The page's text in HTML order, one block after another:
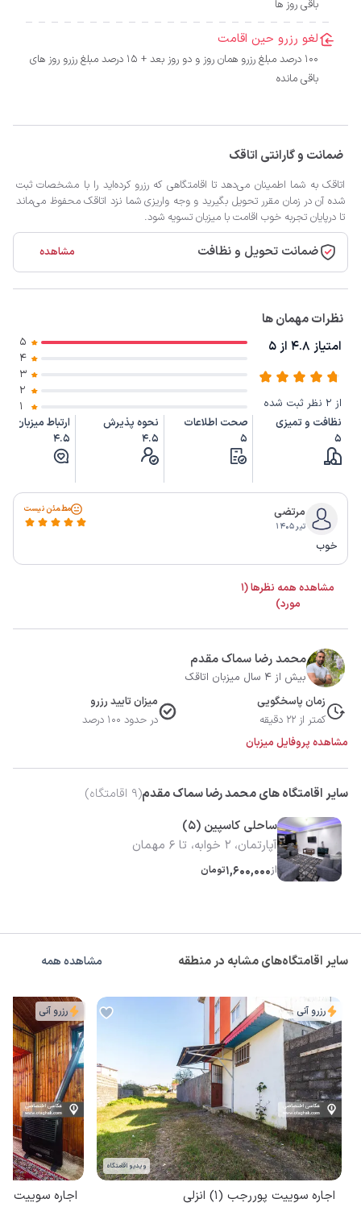
باقی روز ها
لغو رزرو حین اقامت
100 درصد مبلغ رزرو همان روز و دو روز بعد + 15 درصد مبلغ رزرو روز های
باقی مانده
ضمانت و گارانتی اتاقک
اتاقک به شما اطمینان می‌دهد تا اقامتگاهی که رزرو کرده‌اید را با مشخصات ثبت
شده آن در زمان مقرر تحویل بگیرید و وجه واریزی شما نزد اتاقک محفوظ می‌ماند
تا درپایان تجربه خوب اقامت با میزبان تسویه شود.
ضمانت تحویل و نظافت مشاهده
نظرات مهمان ها
امتیاز 4.8 از 5
از 2 نظر ثبت شده
5
4
3
2
1
نظافت و تمیزی
5
صحت اطلاعات
5
نحوه پذیرش
4.5
ارتباط میزبان
4.5
مرتضی
تیر ۱۴۰۵
مطمئن نیست
خوب
مشاهده همه نظرها (1
مورد)
محمد رضا سماک مقدم
بیش از 4 سال میزبان اتاقک
زمان پاسخگویی
کمتر از 22 دقیقه
میزان تایید رزرو
در حدود 100 درصد
مشاهده پروفایل میزبان
سایر اقامتگاه های محمد رضا سماک مقدم(
9 اقامتگاه)
ساحلی کاسپین (5)
آپارتمان، 2 خوابه، تا 6 مهمان
از1,600,000تومان
سایر اقامتگاه‌های مشابه در منطقه مشاهده همه
رزرو آنی
ویدیو اقامتگاه
اجاره سوییت پوررجب (1) انزلی
رزرو آنی
اجاره سوییت